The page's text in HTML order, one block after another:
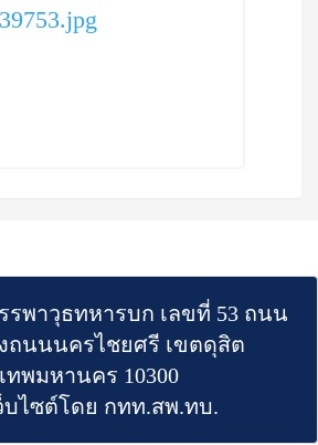
รพาวุธทหารบก เลขที่ 53 ถนน
ถนนนครไชยศรี เขตดุสิต
ทพมหานคร 10300
ไซต์โดย กทท.สพ.ทบ.